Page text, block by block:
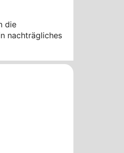
die
nachträgliches